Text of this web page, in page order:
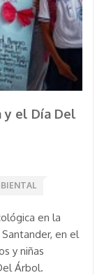
y el Día Del
en la
en el
y niñas
Árbol.